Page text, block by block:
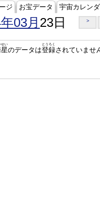
ジ お宝データ 宇宙カレン
03月 23日 >
せい
のデータは登録
とうろく
されていませ